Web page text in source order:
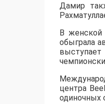
Дамир
В женской
обыграла
центра
одиночных